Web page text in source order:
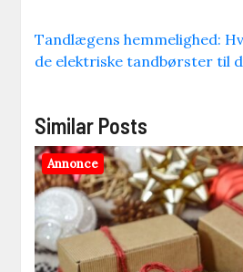
Tandlægens hemmelighed:
de elektriske tandbørster til
Similar Posts
Annonce